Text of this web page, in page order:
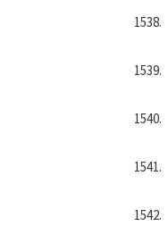
1538.
1539.
1540.
1541.
1542.